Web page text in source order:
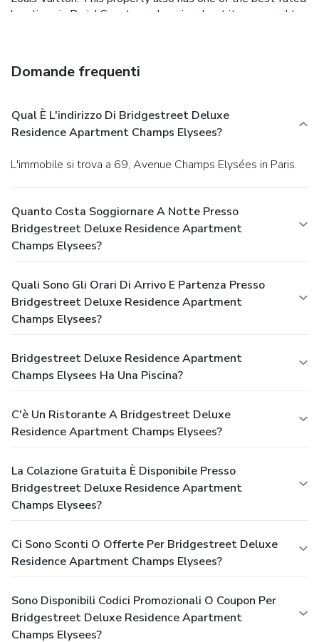
locations in Paris! Guests are happier about it compared to
Domande frequenti
Qual È L'indirizzo Di Bridgestreet Deluxe
Residence Apartment Champs Elysees?
L'immobile si trova a 69, Avenue Champs Elysées in Paris.
Quanto Costa Soggiornare A Notte Presso
Bridgestreet Deluxe Residence Apartment
Champs Elysees?
Quali Sono Gli Orari Di Arrivo E Partenza Presso
Bridgestreet Deluxe Residence Apartment
Champs Elysees?
Bridgestreet Deluxe Residence Apartment
Champs Elysees Ha Una Piscina?
C'è Un Ristorante A Bridgestreet Deluxe
Residence Apartment Champs Elysees?
La Colazione Gratuita È Disponibile Presso
Bridgestreet Deluxe Residence Apartment
Champs Elysees?
Ci Sono Sconti O Offerte Per Bridgestreet Deluxe
Residence Apartment Champs Elysees?
Sono Disponibili Codici Promozionali O Coupon Per
Bridgestreet Deluxe Residence Apartment
Champs Elysees?